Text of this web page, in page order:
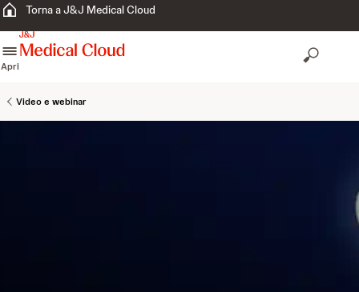
Torna a J&J Medical Cloud
Apri
Video e webinar